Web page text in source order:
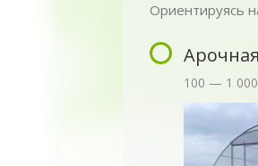
Ориентируясь
Арочная
100 — 1